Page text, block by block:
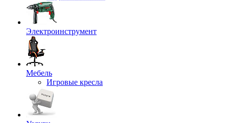
Электроинструмент
Мебель
Игровые кресла